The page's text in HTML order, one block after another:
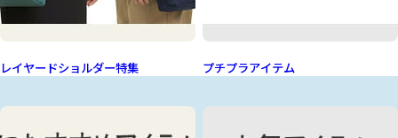
レイヤードショルダー特集 プチプラアイテム